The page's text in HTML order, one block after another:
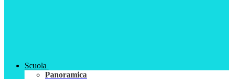
Scuola
Panoramica